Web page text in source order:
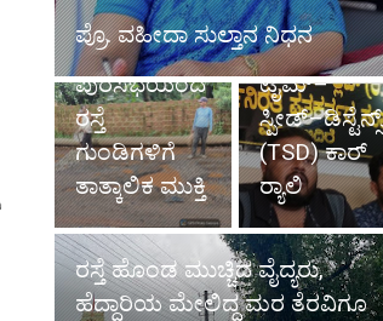
ಪ್ರೊ. ವಹೀದಾ ಸುಲ್ತಾನ ನಿಧನ
ಪುರಸಭೆಯಿಂದ
ರಸ್ತೆ
ಗುಂಡಿಗಳಿಗೆ
ತಾತ್ಕಾಲಿಕ ಮುಕ್ತಿ
2026ರ 5ನೇ
ಆವೃತ್ತಿಯ
ಟೈಮ್–
ಸ್ಪೀಡ್–ಡಿಸ್ಟೆನ್ಸ್
(TSD) ಕಾರ್
ರ‍್ಯಾಲಿ
ರಸ್ತೆ ಹೊಂಡ ಮುಚ್ಚಿದ ವೈದ್ಯರು,
ಹೆದ್ದಾರಿಯ ಮೇಲಿದ್ದ ಮರ ತೆರವಿಗೂ